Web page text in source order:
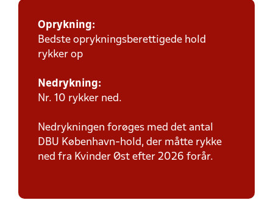
Oprykning:
Bedste oprykningsberettigede hold
rykker op
Nedrykning:
Nr. 10 rykker ned.
Nedrykningen forøges med det antal
DBU København-hold, der måtte rykke
ned fra Kvinder Øst efter 2026 forår.